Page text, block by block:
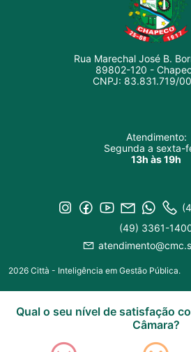
Rua Marechal José B.
89802-120 -
CNPJ: 83.831.719/
Atendimento:
Segunda a sexta-
13h às 19h
(49) 3361-
2026 Città - Inteligência em Gestão Pública.
Qual o seu nível de satisfação
Câmara?